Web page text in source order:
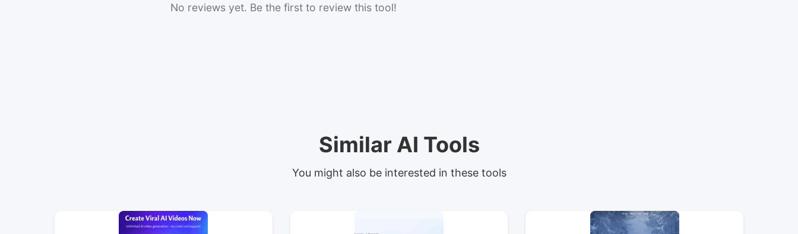
No reviews yet. Be the first to review this tool!
Similar AI Tools
You might also be interested in these tools